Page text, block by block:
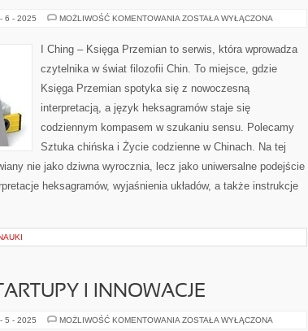
6 - 2025 MOŻLIWOŚĆ KOMENTOWANIA METODY
ZOSTAŁA WYŁĄCZONA
I Ching – Księga Przemian to serwis, która wprowadza
czytelnika w świat filozofii Chin. To miejsce, gdzie
Księga Przemian spotyka się z nowoczesną
interpretacją, a język heksagramów staje się
codziennym kompasem w szukaniu sensu. Polecamy
Sztuka chińska i Życie codzienne w Chinach. Na tej
nie jako dziwna wyrocznia, lecz jako uniwersalne podejście
heksagramów, wyjaśnienia układów, a także instrukcje
I INNOWACJE
5 - 2025 MOŻLIWOŚĆ KOMENTOWANIA ŻEGLARSKIE
ZOSTAŁA WYŁĄCZONA